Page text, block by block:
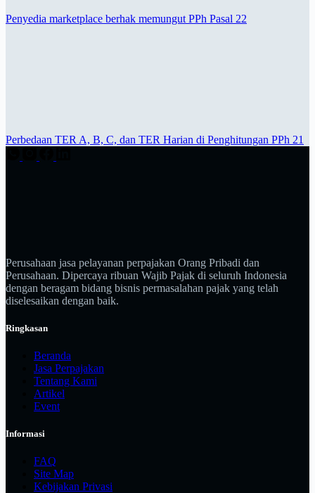
Penyedia marketplace berhak memungut PPh Pasal 22
Perbedaan TER A, B, C, dan TER Harian di Penghitungan PPh 21
Perusahaan jasa pelayanan perpajakan Orang Pribadi dan
Perusahaan. Dipercaya ribuan Wajib Pajak di seluruh Indonesia
dengan beragam bidang bisnis permasalahan pajak yang telah
diselesaikan dengan baik.
Ringkasan
Beranda
Jasa Perpajakan
Tentang Kami
Artikel
Event
Informasi
FAQ
Site Map
Kebijakan Privasi